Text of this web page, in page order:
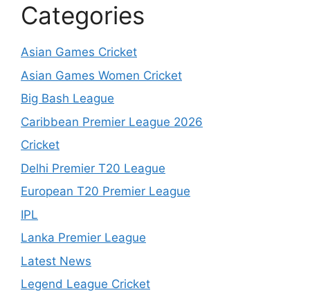
Categories
Asian Games Cricket
Asian Games Women Cricket
Big Bash League
Caribbean Premier League 2026
Cricket
Delhi Premier T20 League
European T20 Premier League
IPL
Lanka Premier League
Latest News
Legend League Cricket